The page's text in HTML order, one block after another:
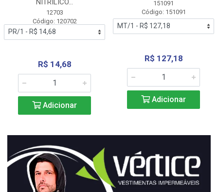
NITRÍLICO...
12703
Código: 120702
R$ 14,68
Adicionar
151091
Código: 151091
R$ 127,18
Adicionar